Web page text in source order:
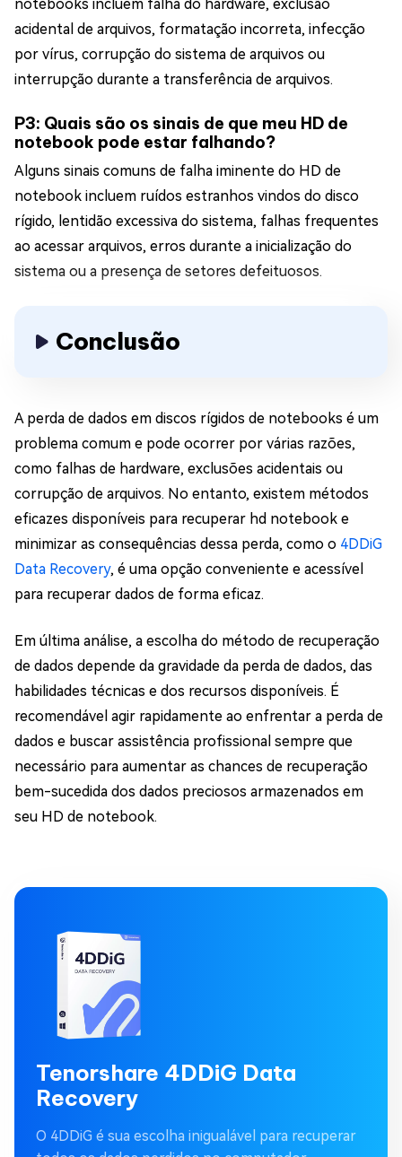
notebooks incluem falha do hardware, exclusão
acidental de arquivos, formatação incorreta, infecção
por vírus, corrupção do sistema de arquivos ou
interrupção durante a transferência de arquivos.
P3: Quais são os sinais de que meu HD de
notebook pode estar falhando?
Alguns sinais comuns de falha iminente do HD de
notebook incluem ruídos estranhos vindos do disco
rígido, lentidão excessiva do sistema, falhas frequentes
ao acessar arquivos, erros durante a inicialização do
sistema ou a presença de setores defeituosos.
Conclusão
A perda de dados em discos rígidos de notebooks é um
problema comum e pode ocorrer por várias razões,
como falhas de hardware, exclusões acidentais ou
corrupção de arquivos. No entanto, existem métodos
eficazes disponíveis para recuperar hd notebook e
minimizar as consequências dessa perda, como o 4DDiG
Data Recovery, é uma opção conveniente e acessível
para recuperar dados de forma eficaz.
Em última análise, a escolha do método de recuperação
de dados depende da gravidade da perda de dados, das
habilidades técnicas e dos recursos disponíveis. É
recomendável agir rapidamente ao enfrentar a perda de
dados e buscar assistência profissional sempre que
necessário para aumentar as chances de recuperação
bem-sucedida dos dados preciosos armazenados em
seu HD de notebook.
Tenorshare 4DDiG Data
Recovery
O 4DDiG é sua escolha inigualável para recuperar